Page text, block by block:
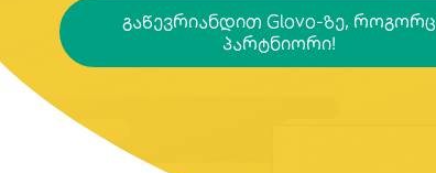
გაწევრიანდით Glovo-ზე, როგორც
პარტნიორი!